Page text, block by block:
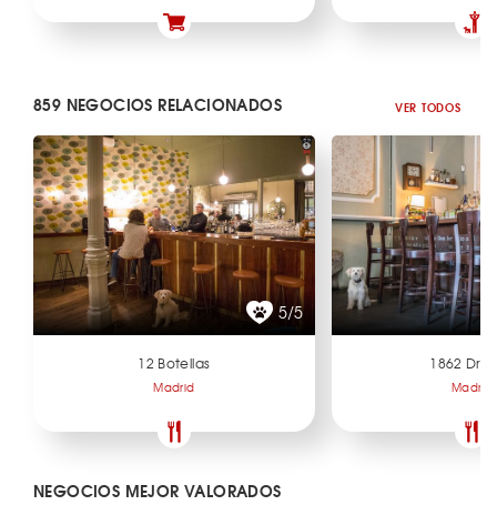
859 NEGOCIOS RELACIONADOS VER TODOS
5/5
12 Botellas
Madrid
1862 Dry
Madrid
NEGOCIOS MEJOR VALORADOS